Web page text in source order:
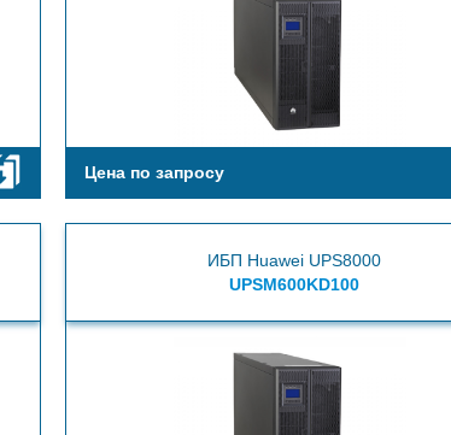
Цена по запросу
ИБП Huawei UPS8000
UPSM600KD100